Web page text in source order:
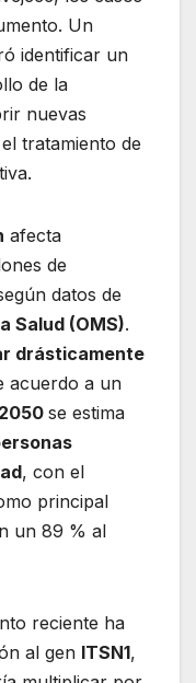
Un
identificar un
de la
nuevas
tratamiento de
afecta
de
datos de
Salud (OMS).
drásticamente
acuerdo a un
2050 se estima
, con el
principal
un 89 % al
reciente ha
al gen ITSN1,